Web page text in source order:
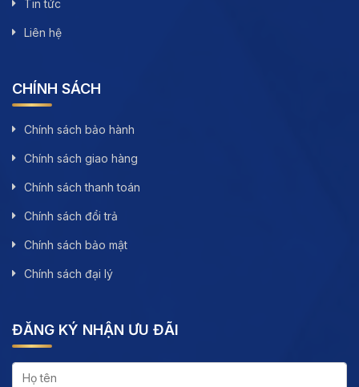
Tin tức
Liên hệ
CHÍNH SÁCH
Chính sách bảo hành
Chính sách giao hàng
Chính sách thanh toán
Chính sách đổi trả
Chính sách bảo mật
Chính sách đại lý
ĐĂNG KÝ NHẬN ƯU ĐÃI